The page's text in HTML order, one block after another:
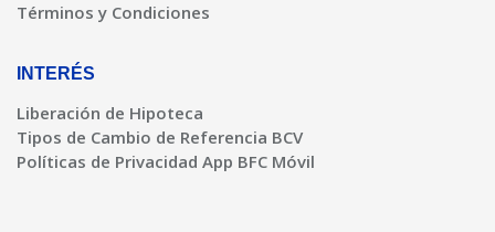
Términos y Condiciones
INTERÉS
Liberación de Hipoteca
Tipos de Cambio de Referencia BCV
Políticas de Privacidad App BFC Móvil